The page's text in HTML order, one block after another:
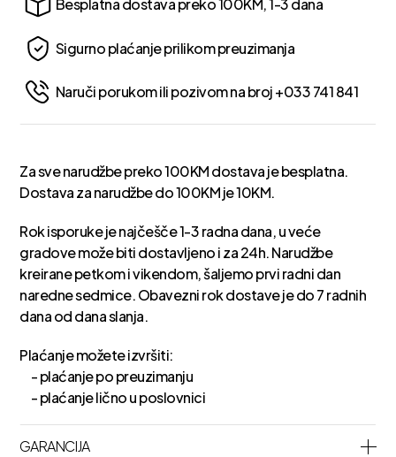
Besplatna dostava preko 100KM, 1-3 dana
Sigurno plaćanje prilikom preuzimanja
Naruči porukom ili pozivom na broj +033 741 841
Za sve narudžbe preko 100KM dostava je besplatna.
Dostava za narudžbe do 100KM je 10KM.
Rok isporuke je najčešče 1-3 radna dana, u veće
gradove može biti dostavljeno i za 24h. Narudžbe
kreirane petkom i vikendom, šaljemo prvi radni dan
naredne sedmice. Obavezni rok dostave je do 7 radnih
dana od dana slanja.
Plaćanje možete izvršiti:
- plaćanje po preuzimanju
- plaćanje lično u poslovnici
GARANCIJA